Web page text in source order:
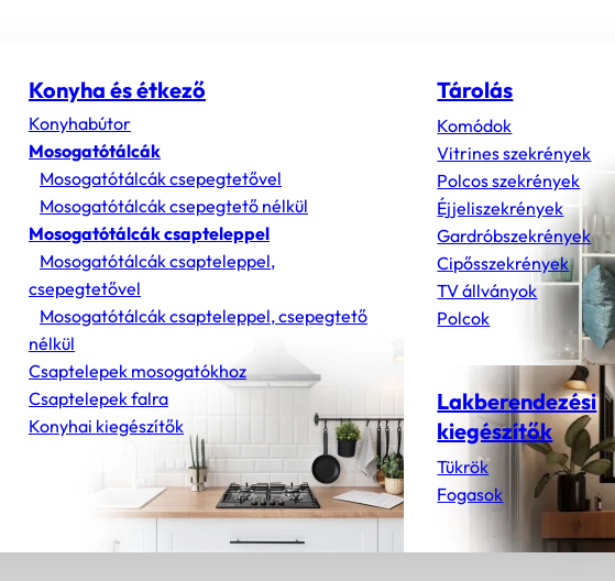
Konyha és étkező
Konyhabútor
Mosogatótálcák
Mosogatótálcák csepegtetővel
Mosogatótálcák csepegtető nélkül
Mosogatótálcák csapteleppel
Mosogatótálcák csapteleppel,
csepegtetővel
Mosogatótálcák csapteleppel, csepegtető
nélkül
Csaptelepek mosogatókhoz
Csaptelepek falra
Konyhai kiegészítők
Tárolás
Komódok
Vitrines szekrények
Polcos szekrények
Éjjeliszekrények
Gardróbszekrények
Cipősszekrények
TV állványok
Polcok
Lakberendezési
kiegészítők
Tükrök
Fogasok